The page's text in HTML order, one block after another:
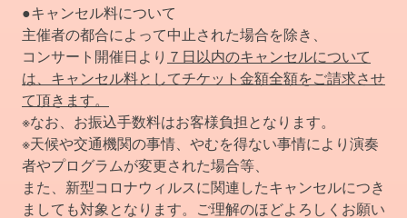
●キャンセル料について
主催者の都合によって中止された場合を除き、
コンサート開催日より ７日以内のキャンセルについて
は、キャンセル料としてチケット金額全額をご請求させ
て頂きます。
※なお、お振込手数料はお客様負担となります。
※天候や交通機関の事情、やむを得ない事情により演奏
者やプログラムが変更された場合等、
また、新型コロナウィルスに関連したキャンセルにつき
ましても対象となります。ご理解のほどよろしくお願い